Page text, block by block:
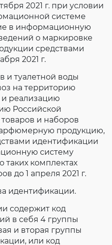
2021 г. при условии
системе
в информационную
о маркировке
средствами
2021 г.
и туалетной воды
на территорию
реализацию
Российской
и наборов
продукцию,
идентификации
систему
таких комплектах
до 1 апреля 2021 г.
идентификации.
содержит код
в себя 4 группы
и вторая группы
или код